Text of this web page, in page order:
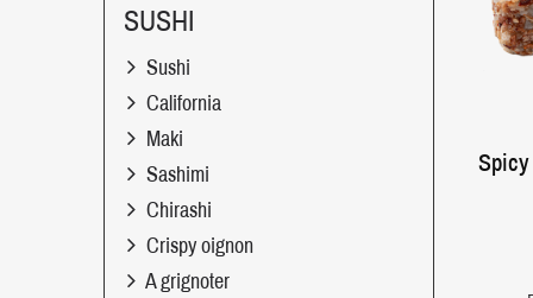
SUSHI
Sushi
California
Maki
Sashimi
Chirashi
Crispy oignon
A grignoter